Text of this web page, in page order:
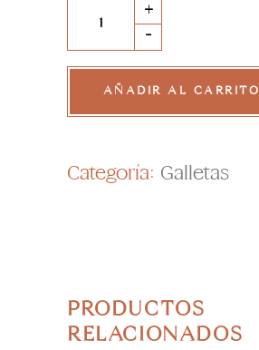
Chocochip
quantity
-
+
AÑADIR AL CARRITO
Categoría: Galletas
PRODUCTOS
RELACIONADOS